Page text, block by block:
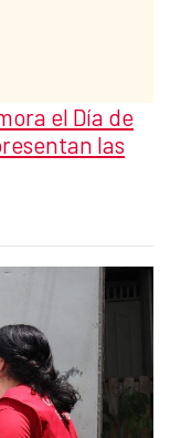
el Día de
las